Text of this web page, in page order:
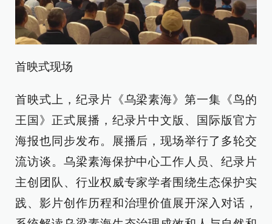
首映式现场
首映式上，纪录片《乌梁素海》第一集《鸟的
王国》正式展播，纪录片中文版、国际版官方
海报也同步发布。展播后，现场举行了多轮交
流访谈。乌梁素海保护中心工作人员、纪录片
主创团队、行业权威专家学者围绕生态保护实
践、影片创作历程和治理价值展开深入对话，